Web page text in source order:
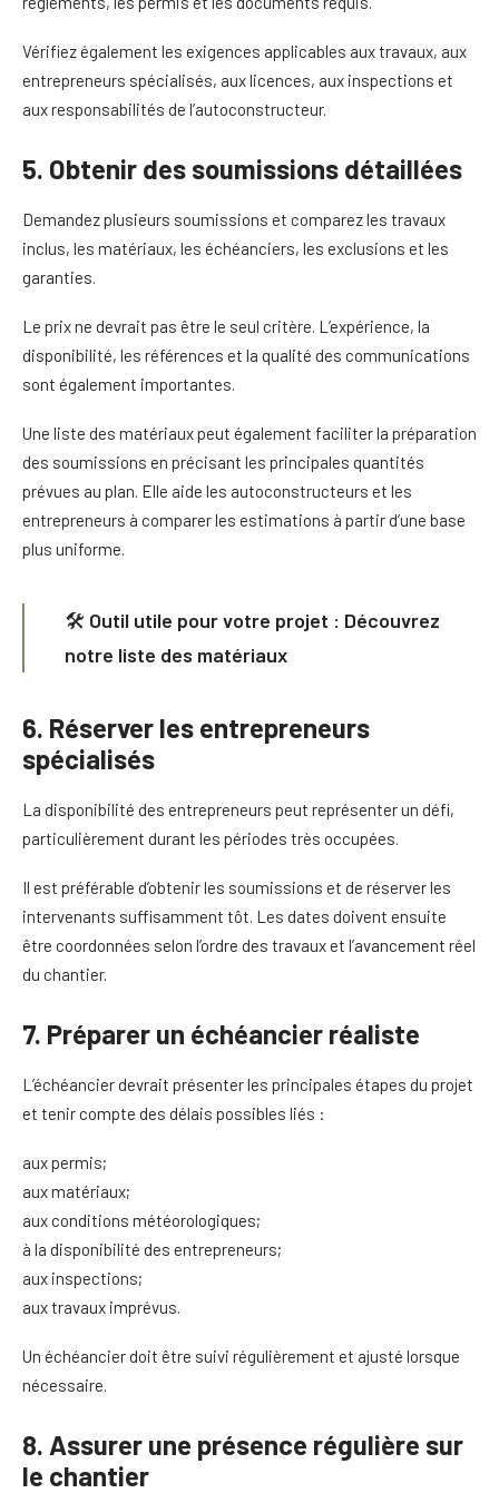
Vérifiez également les exigences applicables aux travaux, aux
entrepreneurs spécialisés, aux licences, aux inspections et
aux responsabilités de l’autoconstructeur.
5. Obtenir des soumissions détaillées
Demandez plusieurs soumissions et comparez les travaux
inclus, les matériaux, les échéanciers, les exclusions et les
garanties.
Le prix ne devrait pas être le seul critère. L’expérience, la
disponibilité, les références et la qualité des communications
sont également importantes.
Une liste des matériaux peut également faciliter la préparation
des soumissions en précisant les principales quantités
prévues au plan. Elle aide les autoconstructeurs et les
entrepreneurs à comparer les estimations à partir d’une base
plus uniforme.
🛠️ Outil utile pour votre projet : Découvrez
notre liste des matériaux
6. Réserver les entrepreneurs
spécialisés
La disponibilité des entrepreneurs peut représenter un défi,
particulièrement durant les périodes très occupées.
Il est préférable d’obtenir les soumissions et de réserver les
intervenants suffisamment tôt. Les dates doivent ensuite
être coordonnées selon l’ordre des travaux et l’avancement réel
du chantier.
7. Préparer un échéancier réaliste
L’échéancier devrait présenter les principales étapes du projet
et tenir compte des délais possibles liés :
aux permis;
aux matériaux;
aux conditions météorologiques;
à la disponibilité des entrepreneurs;
aux inspections;
aux travaux imprévus.
Un échéancier doit être suivi régulièrement et ajusté lorsque
nécessaire.
8. Assurer une présence régulière sur
le chantier